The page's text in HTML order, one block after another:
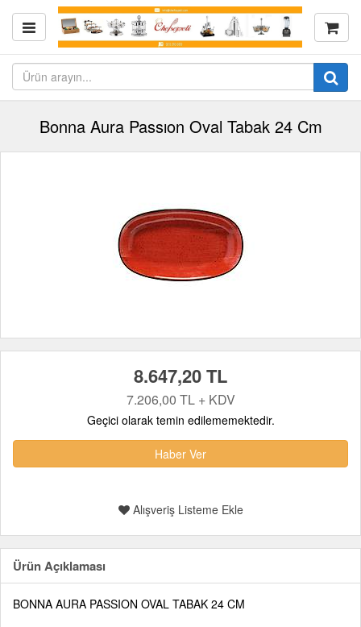
Bonna Aura Passıon Oval Tabak 24 Cm
8.647,20 TL
7.206,00 TL + KDV
Geçici olarak temin edilememektedir.
Haber Ver
Alışveriş Listeme Ekle
Ürün Açıklaması
BONNA AURA PASSION OVAL TABAK 24 CM